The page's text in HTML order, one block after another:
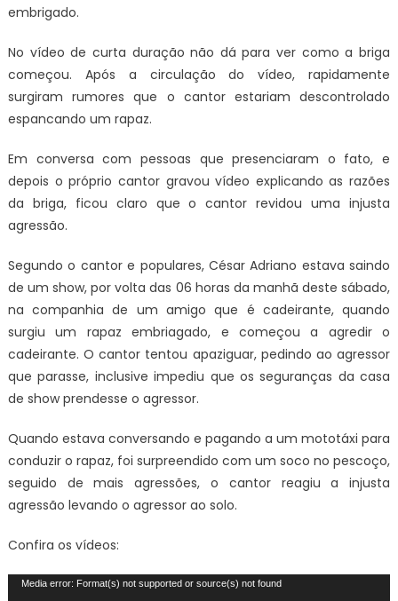
embrigado.
No vídeo de curta duração não dá para ver como a briga
começou. Após a circulação do vídeo, rapidamente
surgiram rumores que o cantor estariam descontrolado
espancando um rapaz.
Em conversa com pessoas que presenciaram o fato, e
depois o próprio cantor gravou vídeo explicando as razões
da briga, ficou claro que o cantor revidou uma injusta
agressão.
Segundo o cantor e populares, César Adriano estava saindo
de um show, por volta das 06 horas da manhã deste sábado,
na companhia de um amigo que é cadeirante, quando
surgiu um rapaz embriagado, e começou a agredir o
cadeirante. O cantor tentou apaziguar, pedindo ao agressor
que parasse, inclusive impediu que os seguranças da casa
de show prendesse o agressor.
Quando estava conversando e pagando a um mototáxi para
conduzir o rapaz, foi surpreendido com um soco no pescoço,
seguido de mais agressões, o cantor reagiu a injusta
agressão levando o agressor ao solo.
Confira os vídeos:
Tocador
Media error: Format(s) not supported or source(s) not found